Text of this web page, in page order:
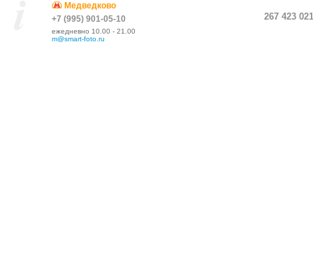
Медведково
+7 (995) 901-05-10
ежедневно 10.00 - 21.00
m@smart-foto.ru
267 423 021